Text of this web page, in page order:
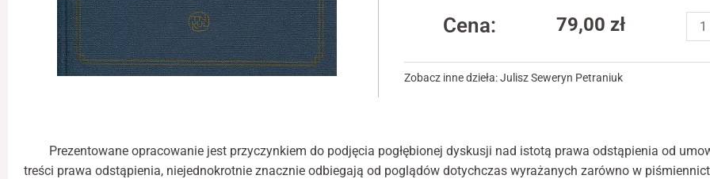
Cena: 79,00zł
Zobacz inne dzieła:Julisz Seweryn Petraniuk
Prezentowane opracowanie jest przyczynkiem do podjęcia pogłębionej dyskusji nad istotą prawa odstąpienia od
treści prawa odstąpienia, niejednokrotnie znacznie odbiegają od poglądów dotychczas wyrażanych zarówno w
Statystyka
Abyśmy mogli
funkcjonalność
i strukturę
strona jest
używana.